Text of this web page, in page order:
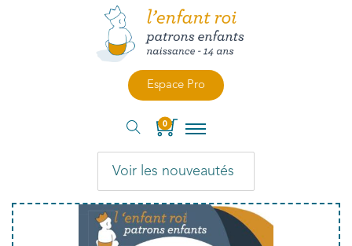
Espace Pro
0